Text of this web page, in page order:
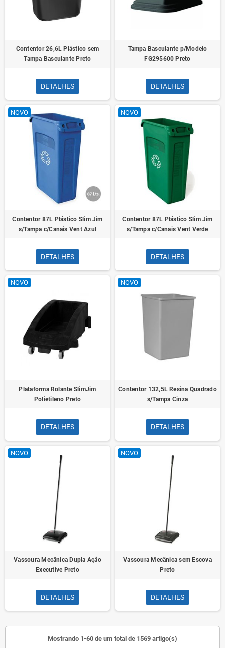
Contentor 26,6L Plástico sem
Tampa Basculante Preto
DETALHES
Tampa Basculante p/Modelo
FG295600 Preto
DETALHES
NOVO
Contentor 87L Plástico Slim Jim
s/Tampa c/Canais Vent Azul
DETALHES
NOVO
Contentor 87L Plástico Slim Jim
s/Tampa c/Canais Vent Verde
DETALHES
NOVO
Plataforma Rolante SlimJim
Polietileno Preto
DETALHES
NOVO
Contentor 132,5L Resina Quadrado
s/Tampa Cinza
DETALHES
NOVO
Vassoura Mecânica Dupla Ação
Executive Preto
DETALHES
NOVO
Vassoura Mecânica sem Escova
Preto
DETALHES
Mostrando 1-60 de um total de 1569 artigo(s)